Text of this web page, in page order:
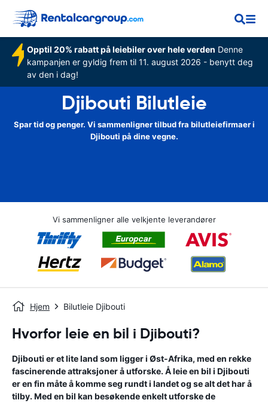
Opptil 20% rabatt på leiebiler over hele verden Denne
kampanjen er gyldig frem til 11. august 2026 - benytt deg
av den i dag!
Djibouti Bilutleie
Spar tid og penger. Vi sammenligner tilbud fra bilutleiefirmaer i
Djibouti på dine vegne.
Vi sammenligner alle velkjente leverandører
Hjem Bilutleie Djibouti
Hvorfor leie en bil i Djibouti?
Djibouti er et lite land som ligger i Øst-Afrika, med en rekke
fascinerende attraksjoner å utforske. Å leie en bil i Djibouti
er en fin måte å komme seg rundt i landet og se alt det har å
tilby. Med en bil kan besøkende enkelt utforske de